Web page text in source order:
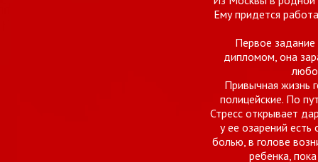
Ему придется
Первое
дипломом, она
Привычная жизнь
полицейские. По
Стресс открывает
у ее озарений
болью, в голове
ребенка,